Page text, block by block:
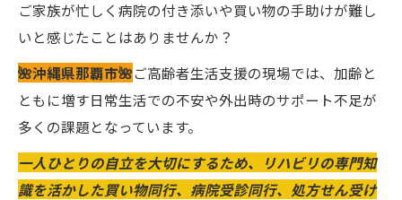
ご家族が忙しく病院の付き添いや買い物の手助けが難し
いと感じたことはありませんか？
🌺沖縄県那覇市🌺ご高齢者生活支援の現場では、加齢と
ともに増す日常生活での不安や外出時のサポート不足が
多くの課題となっています。
一人ひとりの自立を大切にするため、リハビリの専門知
識を活かした買い物同行、病院受診同行、処方せん受け